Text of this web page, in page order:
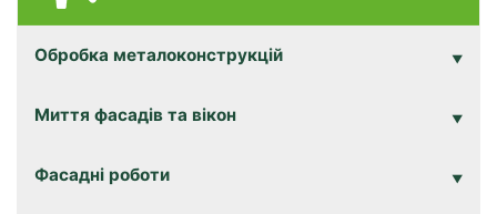
Обробка металоконструкцій
Миття фасадів та вікон
Фасадні роботи